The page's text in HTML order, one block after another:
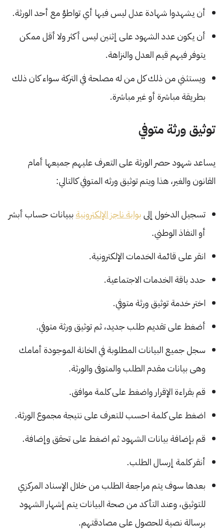
أن يشهدوا شهادة عدل ليس فيها أي تواطؤ مع أحد الورثة.
أن يكون عدد الشهود على إثنين ليس أكثر ولا أقل ممكن
يتوفر فيهم قيم العدل والنزاهة.
ويستثني من ذلك كل من له مصلحة في التركة سواء كان ذلك
بطريقة مباشرة أو غير مباشرة.
توثيق ورثة متوفي
يساعد شهود حصر الورثة على التعرف عليهم جميعها أمام
القانون والغير، هذا ويتم توثيق ورثه المتوفي كالتالي:
تسجيل الدخول إلىبوابة ناجز الإلكترونية ببيانات حساب أبشر
أو النفاذ الوطني.
انقر على قائمة الخدمات الإلكترونية.
حدد باقة الخدمات الاجتماعية.
اختر خدمة توثيق ورثة متوفي.
أضغط على تقديم طلب جديد، ثم توثيق ورثة متوفي.
سجل جميع البيانات المطلوبة في الخانة الموجودة أمامك
وهى بيانات مقدم الطلب والمتوفى والورثة.
قم بقراءة الإقرار واضغط على كلمة موافق.
اضغط على كلمة احسب للتعرف على نتيجة مجموع الورثة.
قم بإضافة بيانات الشهود ثم اضغط على تحقق وإضافة.
أنقر كلمة إرسال الطلب.
بعدها سوف يتم مراجعة الطلب من خلال الإسناد المركزي
للتوثيق، وعند التأكد من صحة البيانات يتم إشهار الشهود
برسالة نصية للحصول على مصادقتهم.